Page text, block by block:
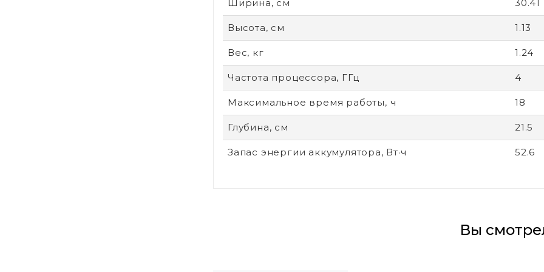
Ширина, см 30.41
Высота, см 1.13
Вес, кг 1.24
Частота процессора, ГГц 4
Максимальное время работы, ч 18
Глубина, см 21.5
Запас энергии аккумулятора, Вт·ч 52.6
Вы